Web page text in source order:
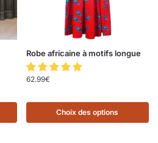
Robe africaine à motifs longue
62.99€
Choix des options